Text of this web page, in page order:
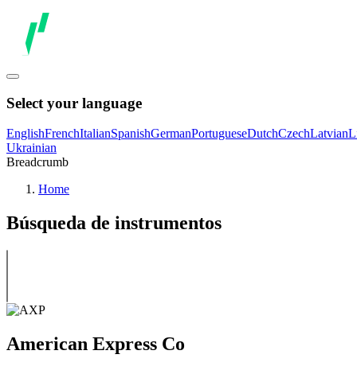
Select your language
EnglishFrenchItalianSpanishGermanPortugueseDutchCzechLatvian
Ukrainian
Breadcrumb
Home
Búsqueda de instrumentos
American Express Co